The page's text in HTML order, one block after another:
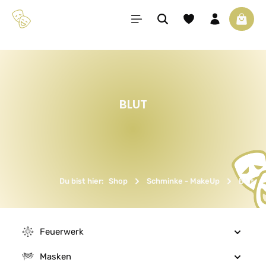
Zum Hauptinhalt springen Du hast 0 Produkte
BLUT
Du bist hier: Shop Schminke - MakeUp Blut
Feuerwerk
Masken